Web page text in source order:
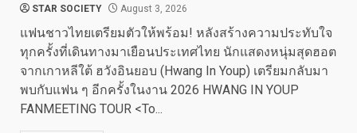
STAR SOCIETY August 3, 2026
แฟนชาวไทยเตรียมตัวให้พร้อม! หลังสร้างความประทับใจ
ทุกครั้งที่เดินทางมาเยือนประเทศไทย นักแสดงหนุ่มสุดฮอต
จากเกาหลีใต้ ฮวังอินยอบ (Hwang In Youp) เตรียมกลับมา
พบกับแฟน ๆ อีกครั้งในงาน 2026 HWANG IN YOUP
FANMEETING TOUR <To...